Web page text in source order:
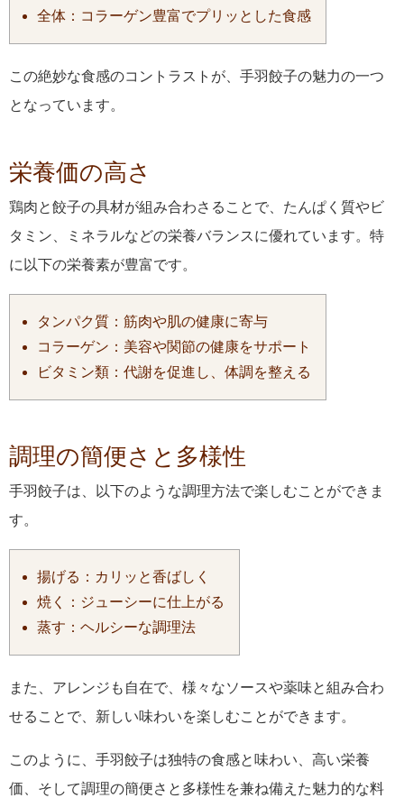
全体：コラーゲン豊富でプリッとした食感
この絶妙な食感のコントラストが、手羽餃子の魅力の一つ
となっています。
栄養価の高さ
鶏肉と餃子の具材が組み合わさることで、たんぱく質やビ
タミン、ミネラルなどの栄養バランスに優れています。特
に以下の栄養素が豊富です。
タンパク質：筋肉や肌の健康に寄与
コラーゲン：美容や関節の健康をサポート
ビタミン類：代謝を促進し、体調を整える
調理の簡便さと多様性
手羽餃子は、以下のような調理方法で楽しむことができま
す。
揚げる：カリッと香ばしく
焼く：ジューシーに仕上がる
蒸す：ヘルシーな調理法
また、アレンジも自在で、様々なソースや薬味と組み合わ
せることで、新しい味わいを楽しむことができます。
このように、手羽餃子は独特の食感と味わい、高い栄養
価、そして調理の簡便さと多様性を兼ね備えた魅力的な料